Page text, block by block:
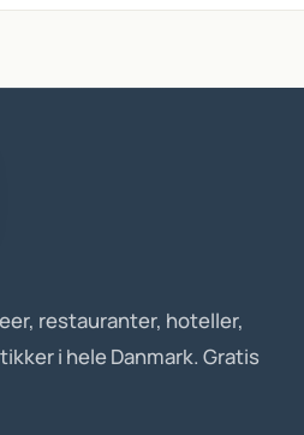
restauranter, hoteller,
i hele Danmark. Gratis